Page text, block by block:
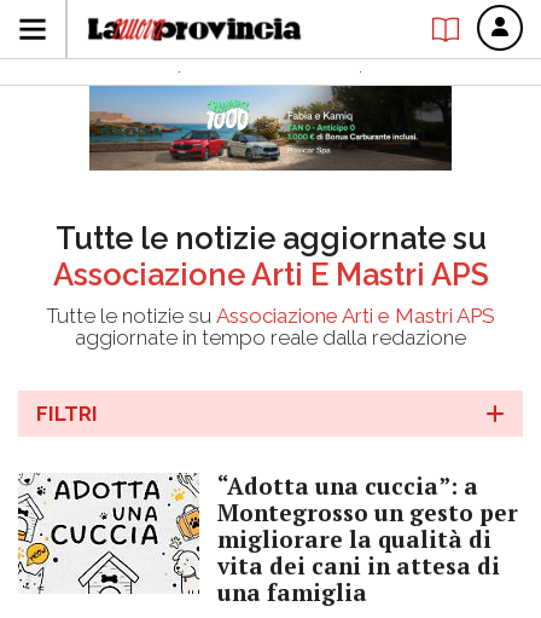
Tutte le notizie aggiornate su
Associazione Arti E Mastri APS
Tutte le notizie su Associazione Arti e Mastri APS
aggiornate in tempo reale dalla redazione
FILTRI
“Adotta una cuccia”: a
Montegrosso un gesto per
migliorare la qualità di
vita dei cani in attesa di
una famiglia